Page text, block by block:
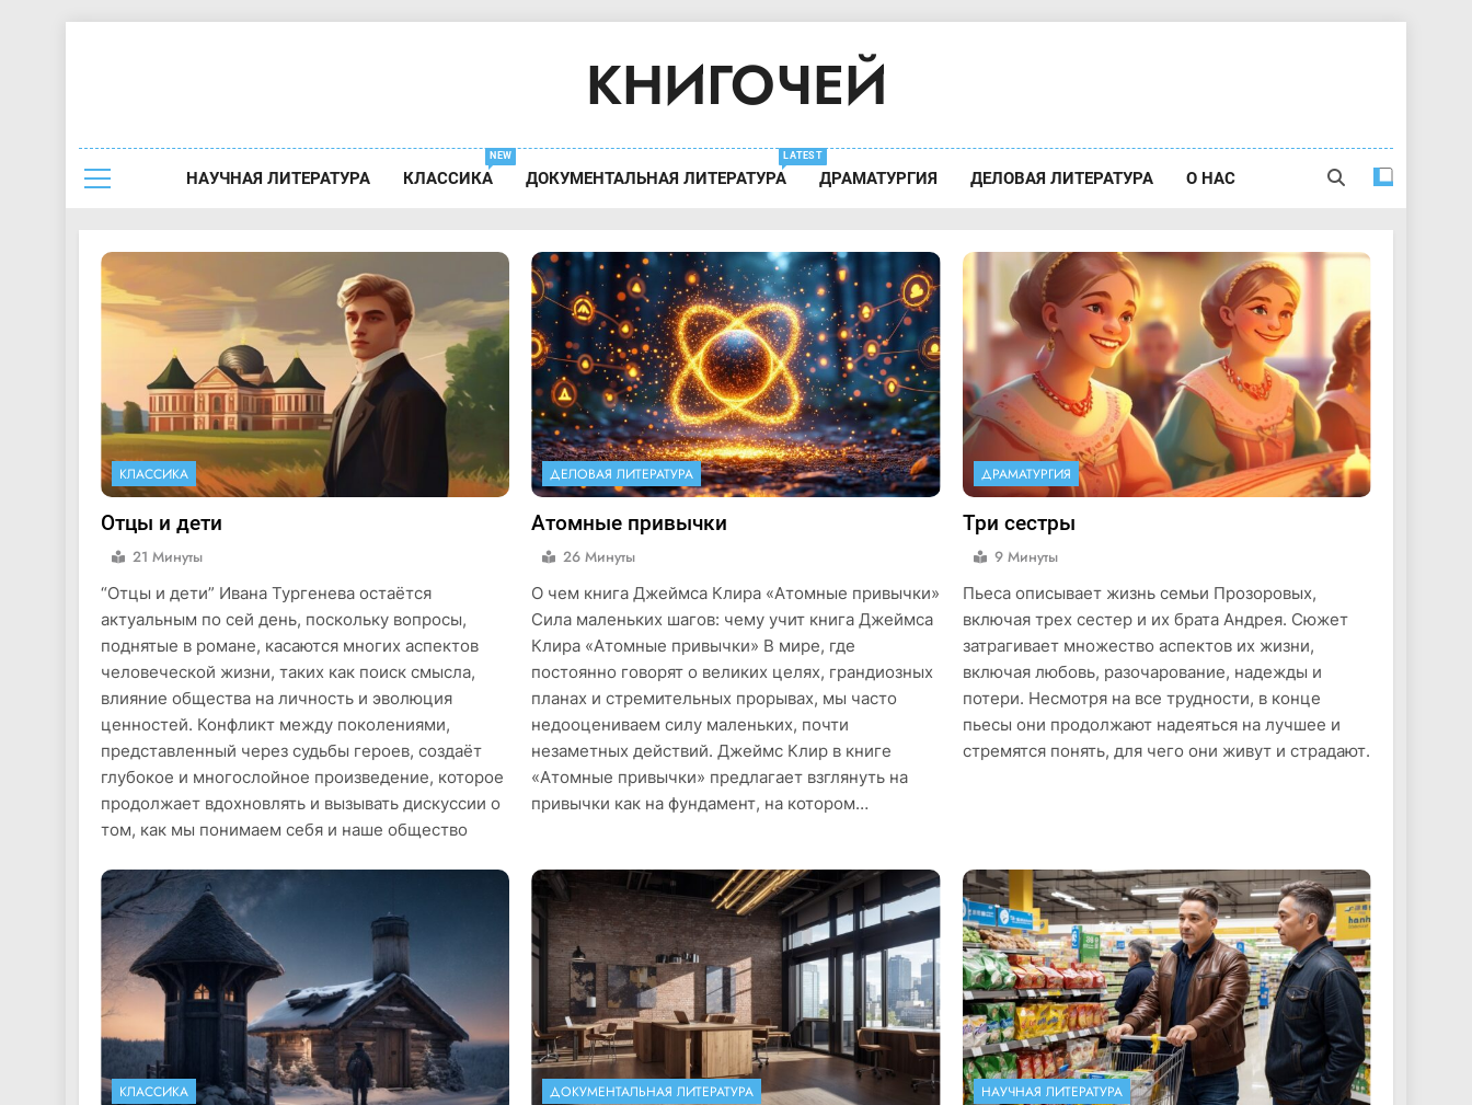
КНИГОЧЕЙ
НАУЧНАЯ ЛИТЕРАТУРА КЛАССИКА
NEW
ДОКУМЕНТАЛЬНАЯ ЛИТЕРАТУРА
LATEST
ДРАМАТУРГИЯ ДЕЛОВАЯ ЛИТЕРАТУРА О НАС
КЛАССИКА
Отцы и дети
21 Минуты
“Отцы и дети” Ивана Тургенева остаётся
актуальным по сей день, поскольку вопросы,
поднятые в романе, касаются многих аспектов
человеческой жизни, таких как поиск смысла,
влияние общества на личность и эволюция
ценностей. Конфликт между поколениями,
представленный через судьбы героев, создаёт
глубокое и многослойное произведение, которое
продолжает вдохновлять и вызывать дискуссии о
том, как мы понимаем себя и наше общество
ДЕЛОВАЯ ЛИТЕРАТУРА
Атомные привычки
26 Минуты
О чем книга Джеймса Клира «Атомные привычки»
Сила маленьких шагов: чему учит книга Джеймса
Клира «Атомные привычки» В мире, где
постоянно говорят о великих целях, грандиозных
планах и стремительных прорывах, мы часто
недооцениваем силу маленьких, почти
незаметных действий. Джеймс Клир в книге
«Атомные привычки» предлагает взглянуть на
привычки как на фундамент, на котором…
ДРАМАТУРГИЯ
Три сестры
9 Минуты
Пьеса описывает жизнь семьи Прозоровых,
включая трех сестер и их брата Андрея. Сюжет
затрагивает множество аспектов их жизни,
включая любовь, разочарование, надежды и
потери. Несмотря на все трудности, в конце
пьесы они продолжают надеяться на лучшее и
стремятся понять, для чего они живут и страдают.
КЛАССИКА ДОКУМЕНТАЛЬНАЯ ЛИТЕРАТУРА НАУЧНАЯ ЛИТЕРАТУРА